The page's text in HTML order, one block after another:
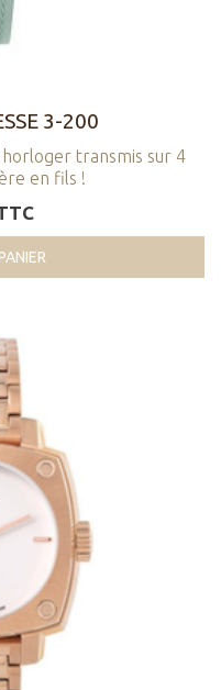
3-200
transmis sur 4
en fils !